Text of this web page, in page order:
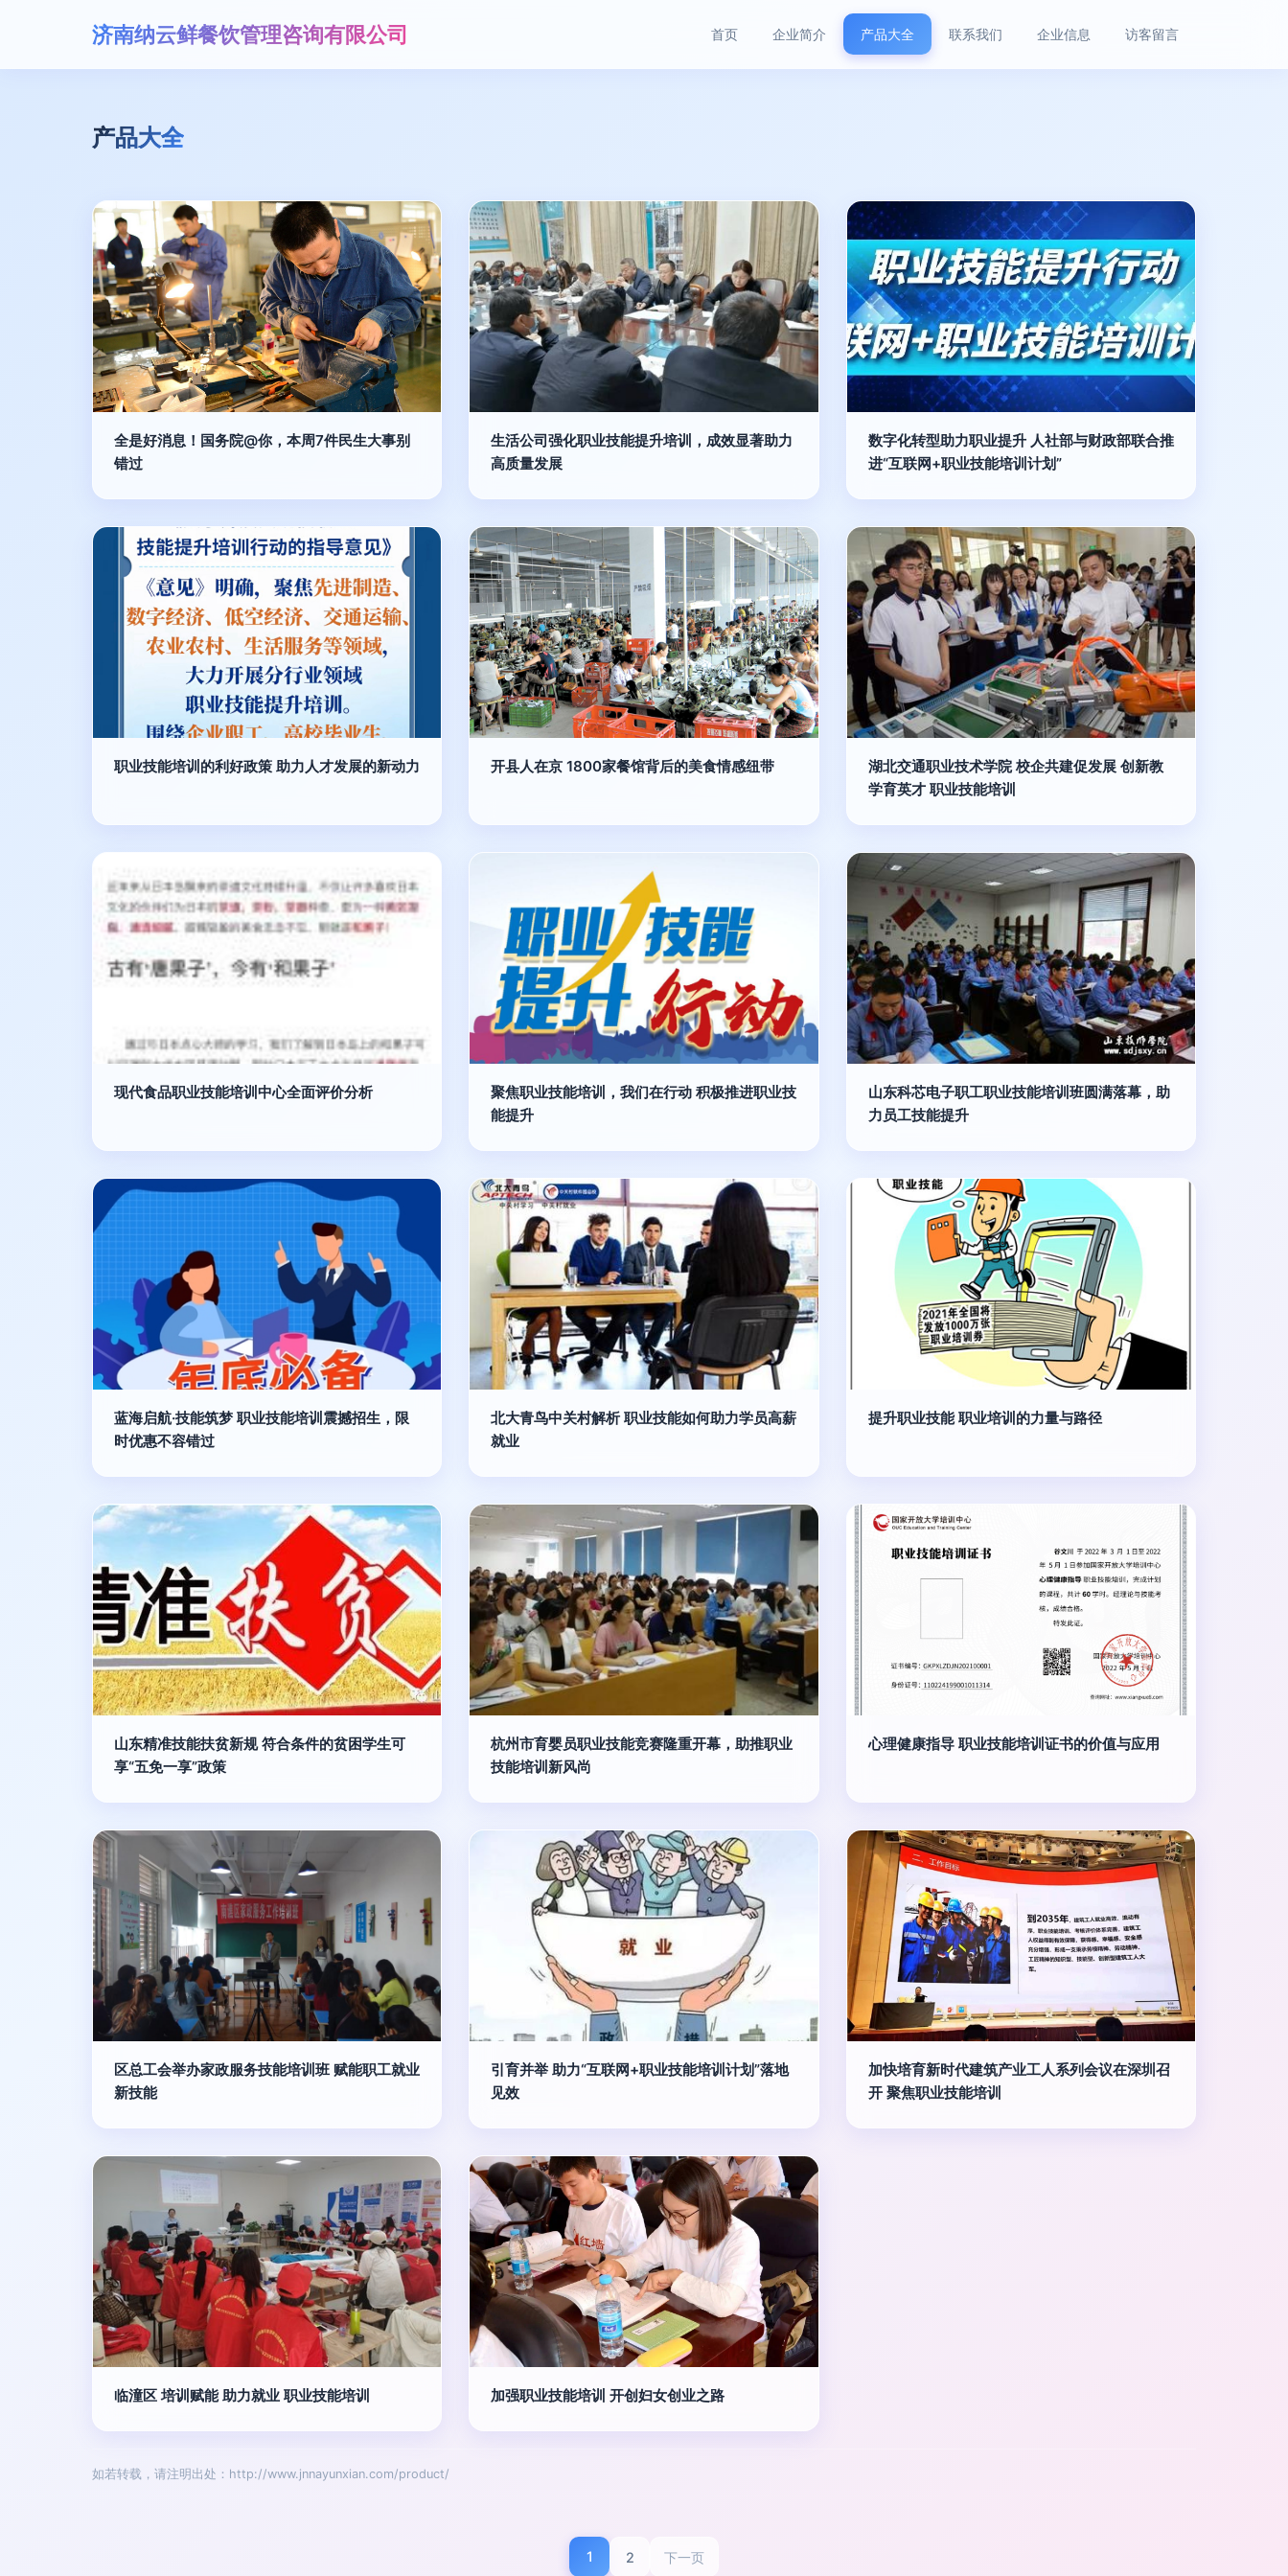
济南纳云鲜餐饮管理咨询有限公司 首页 企业简介 产品大全 联系我们 企业信息 访客留言
产品大全
全是好消息！国务院@你，本周7件民生大事别
错过
生活公司强化职业技能提升培训，成效显著助力
高质量发展
数字化转型助力职业提升 人社部与财政部联合推
进“互联网+职业技能培训计划”
职业技能培训的利好政策 助力人才发展的新动力 开县人在京 1800家餐馆背后的美食情感纽带
湖北交通职业技术学院 校企共建促发展 创新教
学育英才 职业技能培训
现代食品职业技能培训中心全面评价分析
聚焦职业技能培训，我们在行动 积极推进职业技
能提升
山东科芯电子职工职业技能培训班圆满落幕，助
力员工技能提升
蓝海启航·技能筑梦 职业技能培训震撼招生，限
时优惠不容错过
北大青鸟中关村解析 职业技能如何助力学员高薪
就业
提升职业技能 职业培训的力量与路径
山东精准技能扶贫新规 符合条件的贫困学生可
享“五免一享”政策
杭州市育婴员职业技能竞赛隆重开幕，助推职业
技能培训新风尚
心理健康指导 职业技能培训证书的价值与应用
区总工会举办家政服务技能培训班 赋能职工就业
新技能
引育并举 助力“互联网+职业技能培训计划”落地
见效
加快培育新时代建筑产业工人系列会议在深圳召
开 聚焦职业技能培训
临潼区 培训赋能 助力就业 职业技能培训 加强职业技能培训 开创妇女创业之路
如若转载，请注明出处：http://www.jnnayunxian.com/product/
1 2 下一页